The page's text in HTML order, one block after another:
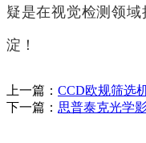
疑是在视觉检测领
淀！
上一篇： CCD欧规筛选
下一篇： 思普泰克光学